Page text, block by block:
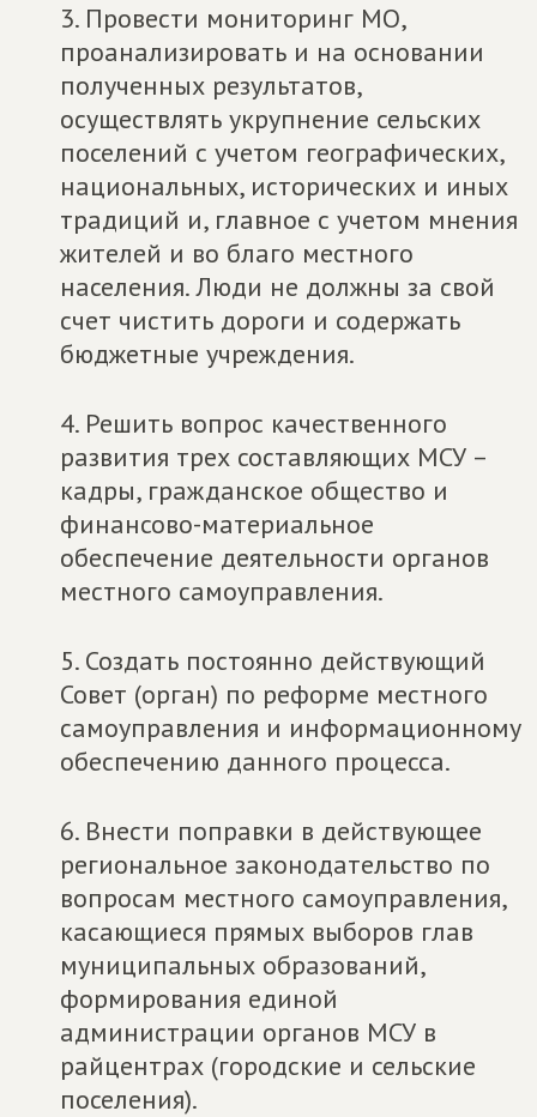
3. Провести мониторинг МО,
проанализировать и на основании
полученных результатов,
осуществлять укрупнение сельских
поселений с учетом географических,
национальных, исторических и иных
традиций и, главное с учетом мнения
жителей и во благо местного
населения. Люди не должны за свой
счет чистить дороги и содержать
бюджетные учреждения.
4. Решить вопрос качественного
развития трех составляющих МСУ –
кадры, гражданское общество и
финансово-материальное
обеспечение деятельности органов
местного самоуправления.
5. Создать постоянно действующий
Совет (орган) по реформе местного
самоуправления и информационному
обеспечению данного процесса.
6. Внести поправки в действующее
региональное законодательство по
вопросам местного самоуправления,
касающиеся прямых выборов глав
муниципальных образований,
формирования единой
администрации органов МСУ в
райцентрах (городские и сельские
поселения).